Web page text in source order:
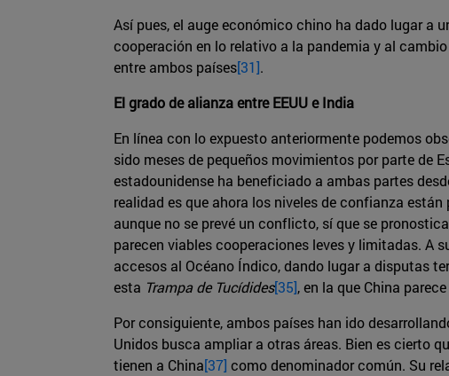
Así pues, el auge económico chino ha dado lugar a
cooperación en lo relativo a la pandemia y al
entre ambos países[31].
El grado de alianza entre EEUU e India
En línea con lo expuesto anteriormente podemos
sido meses de pequeños movimientos por parte de
estadounidense ha beneficiado a ambas partes
realidad es que ahora los niveles de confianza
aunque no se prevé un conflicto, sí que se
parecen viables cooperaciones leves y limitadas. A
accesos al Océano Índico, dando lugar a disputas
esta Trampa de Tucídides[35], en la que China
Por consiguiente, ambos países han ido
Unidos busca ampliar a otras áreas. Bien es cierto
tienen a China[37] como denominador común. Su